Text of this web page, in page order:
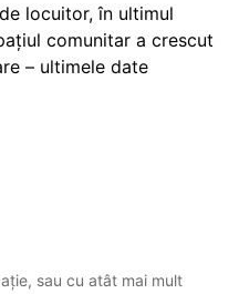
locuitor, în ultimul
comunitar a crescut
– ultimele date
sau cu atât mai mult